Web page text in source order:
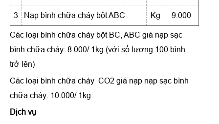
3 Nạp bình chữa cháy bột ABC Kg 9.000
Các loại bình chữa cháy bột BC, ABC giá nạp sạc
bình chữa cháy: 8.000/ 1kg (với số lượng 100 bình
trở lên)
Các loại bình chữa cháy CO2 giá nạp nạp sạc bình
chữa cháy: 10.000/ 1kg
Dịch vụ